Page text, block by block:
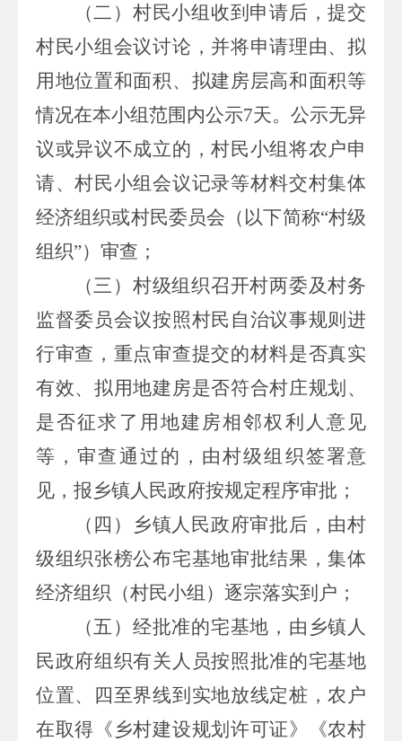
（二）村民小组收到申请后，提交
村民小组会议讨论，并将申请理由、拟
用地位置和面积、拟建房层高和面积等
情况在本小组范围内公示7天。公示无异
议或异议不成立的，村民小组将农户申
请、村民小组会议记录等材料交村集体
经济组织或村民委员会（以下简称“村级
组织”）审查 ；
（三）村级组织召开村两委及村务
监督委员会议按照村民自治议事规则进
行审查，重点审查提交的材料是否真实
有效、拟用地建房是否符合村庄规划、
是否征求了用地建房相邻权利人意见
等，审查通过的，由村级组织签署意
见，报乡镇人民政府按规定程序审批；
（四）乡镇人民政府审批后，由村
级组织张榜公布宅基地审批结果，集体
经济组织（村民小组）逐宗落实到户；
（五）经批准的宅基地，由乡镇人
民政府组织有关人员按照批准的宅基地
位置、四至界线到实地放线定桩，农户
在取得《乡村建设规划许可证》《农村